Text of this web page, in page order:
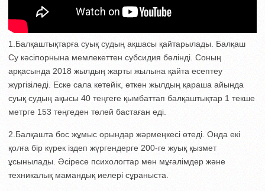
1.Балқаштықтарға суық судың ақшасы қайтарылады. Балқаш
Су кәсіпорнына мемлекеттен субсидия бөлінді. Соның
арқасында 2018 жылдың жарты жылына қайта есептеу
жүргізіледі. Еске сала кетейік, өткен жылдың қараша айында
суық судың ақысы 40 теңгеге қымбаттап балқаштықтар 1 текше
метрге 153 теңгеден төлей бастаған еді.
2.Балқашта бос жұмыс орындар жәрмеңкесі өтеді. Онда екі
қолға бір күрек іздеп жүргендерге 200-ге жуық қызмет
ұсынылады. Әсіресе психологтар мен мұғалімдер және
техникалық мамандық иелері сұраныста.